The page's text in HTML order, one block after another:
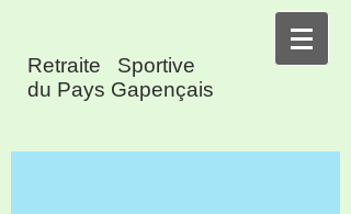
Retraite Sportive
du Pays Gapençais